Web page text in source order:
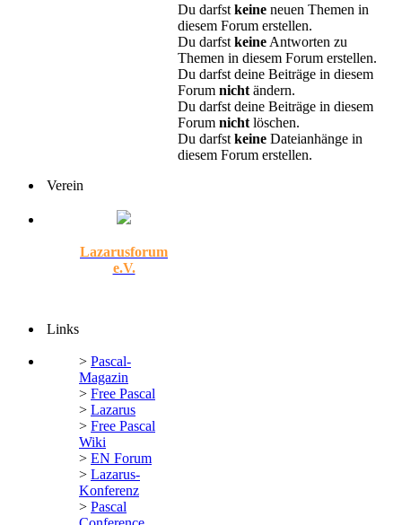
Du darfst keine neuen Themen in
diesem Forum erstellen.
Du darfst keine Antworten zu
Themen in diesem Forum erstellen.
Du darfst deine Beiträge in diesem
Forum nicht ändern.
Du darfst deine Beiträge in diesem
Forum nicht löschen.
Du darfst keine Dateianhänge in
diesem Forum erstellen.
Verein
Lazarusforum
e.V.
Links
> Pascal-
Magazin
> Free Pascal
> Lazarus
> Free Pascal
Wiki
> EN Forum
> Lazarus-
Konferenz
> Pascal